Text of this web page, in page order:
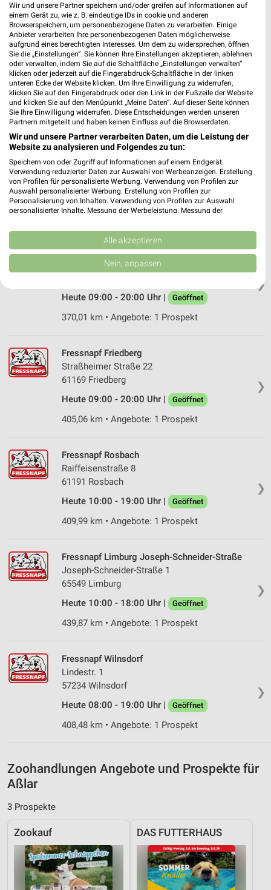
401,83 km • Angebote: 1 Prospekt
Fressnapf Limburg
Limburger Straße 25a
65553 Limburg
Heute 09:00 - 19:00 Uhr | Geöffnet
437,72 km • Angebote: 1 Prospekt
zookauf Bad Camberg
Limburger Straße 49
65520 Bad Camberg
Heute 09:00 - 19:00 Uhr | Geöffnet
433,55 km • Angebote: 1 Prospekt
❯
Fressnapf Marburg
Tom-Mutters-Straße 4
Heute 09:00 - 20:00 Uhr |
Geöffnet
370,01 km • Angebote: 1 Prospekt
❯
Fressnapf Friedberg
Straßheimer Straße 22
61169 Friedberg
Heute 09:00 - 20:00 Uhr |
Geöffnet
405,06 km • Angebote: 1 Prospekt
❯
Fressnapf Rosbach
Raiffeisenstraße 8
61191 Rosbach
Heute 10:00 - 19:00 Uhr |
Geöffnet
409,99 km • Angebote: 1 Prospekt
❯
Fressnapf Limburg Joseph-Schneider-Straße
Joseph-Schneider-Straße 1
65549 Limburg
Heute 10:00 - 18:00 Uhr |
Geöffnet
439,87 km • Angebote: 1 Prospekt
❯
Fressnapf Wilnsdorf
Lindestr. 1
57234 Wilnsdorf
Heute 08:00 - 19:00 Uhr |
Geöffnet
408,48 km • Angebote: 1 Prospekt
Zoohandlungen Angebote und Prospekte für
Aßlar
3 Prospekte
Zookauf DAS FUTTERHAUS
Wir und unsere Partner speichern und/oder greifen auf Informationen auf
einem Gerät zu, wie z. B. eindeutige IDs in cookie und anderen
Browserspeichern, um personenbezogene Daten zu verarbeiten. Einige
Anbieter verarbeiten Ihre personenbezogenen Daten möglicherweise
aufgrund eines berechtigten Interesses. Um dem zu widersprechen, öffnen
Sie die „Einstellungen“. Sie können Ihre Einstellungen akzeptieren, ablehnen
oder verwalten, indem Sie auf die Schaltfläche „Einstellungen verwalten“
klicken oder jederzeit auf die Fingerabdruck-Schaltfläche in der linken
unteren Ecke der Website klicken. Um Ihre Einwilligung zu widerrufen,
klicken Sie auf den Fingerabdruck oder den Link in der Fußzeile der Website
und klicken Sie auf den Menüpunkt „Meine Daten“. Auf dieser Seite können
Sie Ihre Einwilligung widerrufen. Diese Entscheidungen werden unseren
Partnern mitgeteilt und haben keinen Einfluss auf die Browserdaten.
Wir und unsere Partner verarbeiten Daten, um die Leistung der
Website zu analysieren und Folgendes zu tun:
Speichern von oder Zugriff auf Informationen auf einem Endgerät.
Verwendung reduzierter Daten zur Auswahl von Werbeanzeigen. Erstellung
von Profilen für personalisierte Werbung. Verwendung von Profilen zur
Auswahl personalisierter Werbung. Erstellung von Profilen zur
Personalisierung von Inhalten. Verwendung von Profilen zur Auswahl
personalisierter Inhalte. Messung der Werbeleistung. Messung der
Kombinationen von Daten aus verschiedenen Quellen. Entwicklung und
Verbesserung der Angebote. Verwendung reduzierter Daten zur Auswahl
von Inhalten.
Daten können außerhalb der Europäischen Union weitergegeben und in die
Website/App.
Wir nutzen Ihre Daten für folgende Zwecke:
Speichern von oder Zugriff auf Informationen
auf einem Endgerät
Verwendung reduzierter Daten zur Auswahl von
Werbeanzeigen
Erstellung von Profilen für personalisierte
Verwendung von Profilen zur Auswahl
personalisierter Werbung
Erstellung von Profilen zur Personalisierung
von Inhalten
Messung der Werbeleistung
Analyse von Zielgruppen durch Statistiken oder
Kombinationen von Daten aus verschiedenen
Entwicklung und Verbesserung der Angebote
Verwendung reduzierter Daten zur Auswahl von
Geräte anhand von aktiv angeforderten
Informationen identifizieren
Notwendig
Performance
Funktional
Werbung
Alle akzeptieren
Nein, anpassen